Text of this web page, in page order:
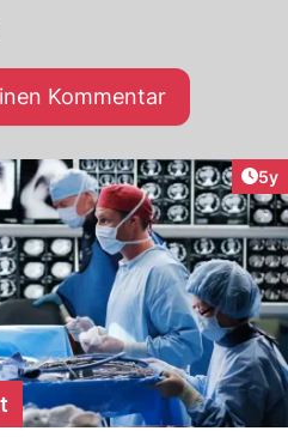
Kommentar
5y